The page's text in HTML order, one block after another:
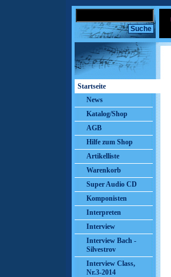
Startseite
News
Katalog/Shop
AGB
Hilfe zum Shop
Artikelliste
Warenkorb
Super Audio CD
Komponisten
Interpreten
Interview
Interview Bach -
Silvestrov
Interview Class,
Nr.3-2014